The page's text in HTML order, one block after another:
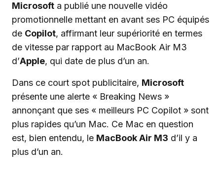
Microsoft a publié une nouvelle vidéo
promotionnelle mettant en avant ses PC équipés
de Copilot, affirmant leur supériorité en termes
de vitesse par rapport au MacBook Air M3
d’Apple, qui date de plus d’un an.
Dans ce court spot publicitaire, Microsoft
présente une alerte « Breaking News »
annonçant que ses « meilleurs PC Copilot » sont
plus rapides qu’un Mac. Ce Mac en question
est, bien entendu, le MacBook Air M3 d’il y a
plus d’un an.